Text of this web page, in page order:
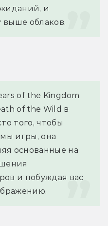
и
облаков.
of the Kingdom
of the Wild в
того, чтобы
игры, она
основанные на
и побуждая вас